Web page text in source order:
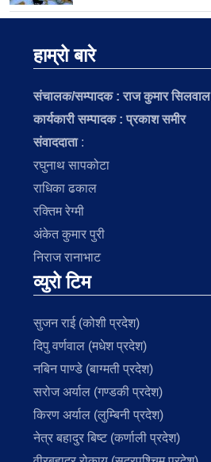
हाम्रो बारे
संचालक/सम्पादक :राज कुमार सिलवाल
कार्यकारी सम्पादक : प्रकाश समीर
संवाददाता:
रघुनाथ सापकोटा
राधिका ढकाल
रक्तिम रेग्मी
अंकेत कुमार पुरी
निराज रानाभाट
व्युरो टिम
सुजन राई (कोशी प्रदेश)
दिपु वर्णवाल (मधेश प्रदेश)
नबिन पाण्डे (बाग्मती प्रदेश)
सरोज अर्याल (गण्डकी प्रदेश)
किरण अर्याल (लुम्बिनी प्रदेश)
नेत्र बहादुर बिष्ट (कर्णाली प्रदेश)